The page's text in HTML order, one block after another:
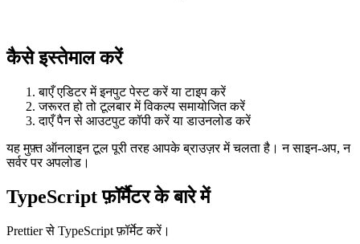
कैसे इस्तेमाल करें
बाएँ एडिटर में इनपुट पेस्ट करें या टाइप करें
जरूरत हो तो टूलबार में विकल्प समायोजित करें
दाएँ पैन से आउटपुट कॉपी करें या डाउनलोड करें
यह मुफ़्त ऑनलाइन टूल पूरी तरह आपके ब्राउज़र में चलता है। न साइन‑अप, न
सर्वर पर अपलोड।
TypeScript फ़ॉर्मैटर के बारे में
Prettier से TypeScript फ़ॉर्मेट करें।